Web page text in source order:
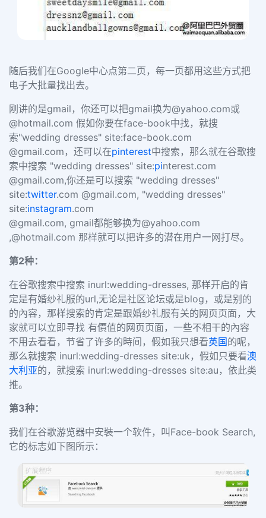
随后我们在Google中心点第二页，每一页都用这些方式把
电子大批量找出去。
刚讲的是gmail ， 你还可以把gmail换为@yahoo.com或
@hotmail.com 假如你要在face-book中找，就搜
索"wedding dresses" site:face-book.com
@gmail.com ，还可以在pinterest中搜索，那么就在谷歌搜
索中搜索 "wedding dresses" site:pinterest.com
@gmail.com,你还是可以搜索 "wedding dresses"
site:twitter.com @gmail.com, "wedding dresses"
site:instagram.com
@gmail.com, gmail都能够换为@yahoo.com
,@hotmail.com 那样就可以把许多的潜在用户一网打尽。
第2种：
在谷歌搜索中搜索 inurl:wedding-dresses, 那样开启的肯
定是有婚纱礼服的url,无论是社区论坛或是blog，或是别的
的內容，那样搜索的肯定是跟婚纱礼服有关的网页页面，大
家就可以立即寻找 有價值的网页页面，一些不相干的內容
不用去看看，节省了许多的時间，假如我只想看英国的呢，
那么就搜索 inurl:wedding-dresses site:uk ， 假如只要看澳
大利亚的，就搜索 inurl:wedding-dresses site:au ，依此类
推。
第3种：
我们在谷歌游览器中安裝一个软件，叫Face-book Search,
它的标志如下图所示：